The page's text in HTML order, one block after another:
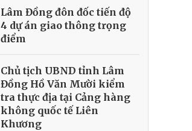
Lâm Đồng đôn đốc tiến độ
4 dự án giao thông trọng
điểm
Chủ tịch UBND tỉnh Lâm
Đồng Hồ Văn Mười kiểm
tra thực địa tại Cảng hàng
không quốc tế Liên
Khương